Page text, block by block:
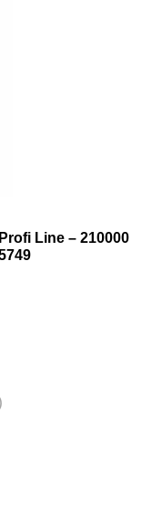
Line – 210000